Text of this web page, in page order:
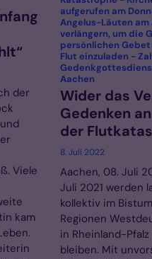
der
Viele
kam
aufgerufen am
Angelus-Läuten am
verlängern, um die
persönlichen
Flut einzuladen -
Aachen:
Wider das
Gedenken
der
8. Juli 2022
Aachen, 08. Juli
Juli 2021 werden
kollektiv im
Regionen
in Rheinland-
bleiben. Mit